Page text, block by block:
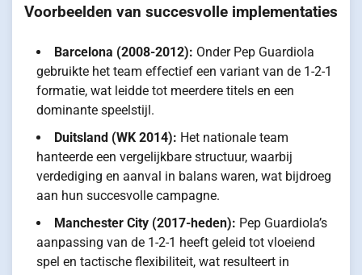
Voorbeelden van succesvolle implementaties
Barcelona (2008-2012): Onder Pep Guardiola
gebruikte het team effectief een variant van de 1-2-1
formatie, wat leidde tot meerdere titels en een
dominante speelstijl.
Duitsland (WK 2014): Het nationale team
hanteerde een vergelijkbare structuur, waarbij
verdediging en aanval in balans waren, wat bijdroeg
aan hun succesvolle campagne.
Manchester City (2017-heden): Pep Guardiola’s
aanpassing van de 1-2-1 heeft geleid tot vloeiend
spel en tactische flexibiliteit, wat resulteert in